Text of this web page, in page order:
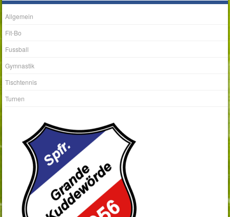
Allgemein
Fit-Bo
Fussball
Gymnastik
Tischtennis
Turnen